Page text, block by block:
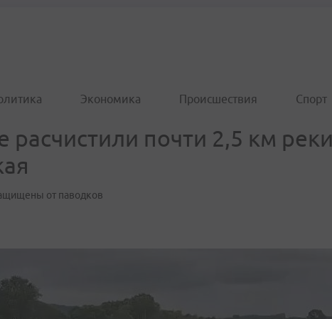
Экономика Происшествия Спорт
расчистили почти 2,5 км реки
от паводков